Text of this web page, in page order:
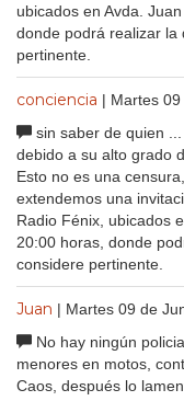
ubicados en Avda.
donde podrá realizar la
pertinente.
conciencia | Martes
sin saber de quien
debido a su alto grado
Esto no es una
extendemos una
Radio Fénix, ubicados
20:00 horas, donde
considere pertinente.
Juan | Martes 09 de
No hay ningún
menores en motos,
Caos, después lo